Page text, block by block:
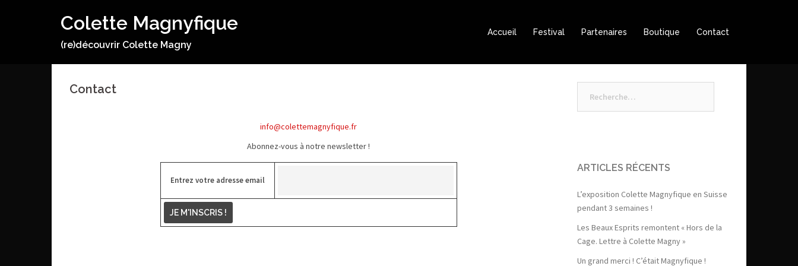
Colette Magnyfique
(re)découvrir Colette Magny
Accueil Festival Partenaires Boutique Contact
Contact
info@colettemagnyfique.fr
Abonnez-vous à notre newsletter !
Entrez votre adresse email
ARTICLES RÉCENTS
L’exposition Colette Magnyfique en Suisse
pendant 3 semaines !
Les Beaux Esprits remontent « Hors de la
Cage. Lettre à Colette Magny »
Un grand merci ! C’était Magnyfique !